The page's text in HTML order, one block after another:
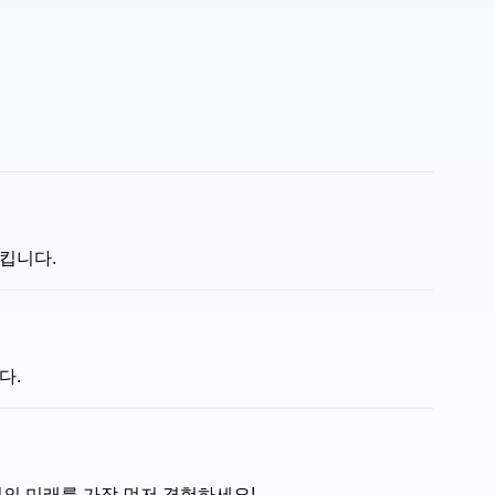
니다.
.